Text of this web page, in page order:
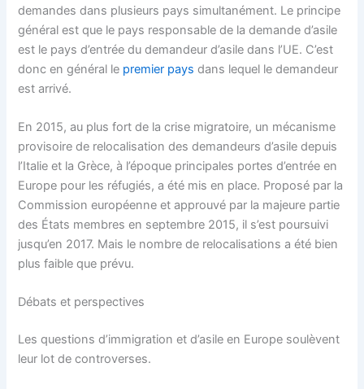
demandes dans plusieurs pays simultanément. Le principe
général est que le pays responsable de la demande d’asile
est le pays d’entrée du demandeur d’asile dans l’UE. C’est
donc en général le premier pays dans lequel le demandeur
est arrivé.
En 2015, au plus fort de la crise migratoire, un mécanisme
provisoire de relocalisation des demandeurs d’asile depuis
l’Italie et la Grèce, à l’époque principales portes d’entrée en
Europe pour les réfugiés, a été mis en place. Proposé par la
Commission européenne et approuvé par la majeure partie
des États membres en septembre 2015, il s’est poursuivi
jusqu’en 2017. Mais le nombre de relocalisations a été bien
plus faible que prévu.
Débats et perspectives
Les questions d’immigration et d’asile en Europe soulèvent
leur lot de controverses.